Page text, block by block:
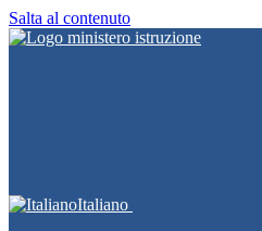
Salta al contenuto
Italiano